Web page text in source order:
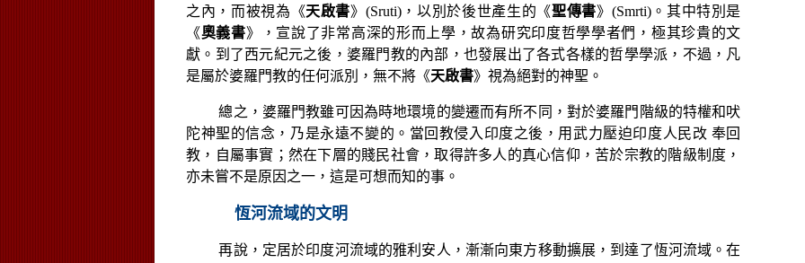
之 內，而被視為《天啟書》 (Sruti)，以別於後世產生的《聖傳書》 (Smrti)。其中特別是
《奧義書》，宣說了非常高深的形而上學，故為研究印度哲學學者們，極其珍貴的文
獻。到了西元紀元之後，婆羅門教的內部，也發展出了各式各樣的哲學學派，不過，凡
是屬於婆羅門教的任何派別，無不將《天啟書》視為絕對的神聖。
總之，婆羅門教雖可因為時地環境的變遷而有所不同，對於婆羅門階級的特權和吠
陀神聖的信念，乃是永遠不變的。當回教侵入印度之後，用武力壓迫印度人民改 奉回
教，自屬事實；然在下層的賤民社會，取得許多人的真心信仰，苦於宗教的階級制度，
亦未嘗不是原因之一，這是可想而知的事。
恆河流域的文明
再說，定居於印度河流域的雅利安人，漸漸向東方移動擴展，到達了恆河流域。在